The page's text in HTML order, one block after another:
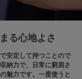
る心地よさ
安定して持つことので
納力で、日常に窮屈さ
魅力です。一度使うと